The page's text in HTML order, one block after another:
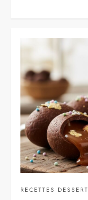
RECETTES DESSERT